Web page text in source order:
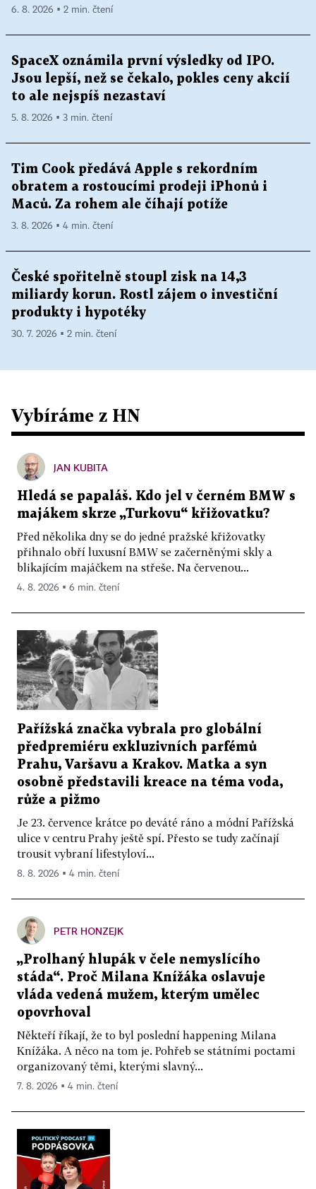
6. 8. 2026 ▪ 2 min. čtení
SpaceX oznámila první výsledky od IPO.
Jsou lepší, než se čekalo, pokles ceny akcií
to ale nejspíš nezastaví
5. 8. 2026 ▪ 3 min. čtení
Tim Cook předává Apple s rekordním
obratem a rostoucími prodeji iPhonů i
Maců. Za rohem ale číhají potíže
3. 8. 2026 ▪ 4 min. čtení
České spořitelně stoupl zisk na 14,3
miliardy korun. Rostl zájem o investiční
produkty i hypotéky
30. 7. 2026 ▪ 2 min. čtení
Vybíráme z HN
JAN KUBITA
Hledá se papaláš. Kdo jel v černém BMW s
majákem skrze „Turkovu“ křižovatku?
Před několika dny se do jedné pražské křižovatky
přihnalo obří luxusní BMW se začerněnými skly a
blikajícím majáčkem na střeše. Na červenou...
4. 8. 2026 ▪ 6 min. čtení
Pařížská značka vybrala pro globální
předpremiéru exkluzivních parfémů
Prahu, Varšavu a Krakov. Matka a syn
osobně představili kreace na téma voda,
růže a pižmo
Je 23. července krátce po deváté ráno a módní Pařížská
ulice v centru Prahy ještě spí. Přesto se tudy začínají
trousit vybraní lifestyloví...
8. 8. 2026 ▪ 4 min. čtení
PETR HONZEJK
„Prolhaný hlupák v čele nemyslícího
stáda“. Proč Milana Knížáka oslavuje
vláda vedená mužem, kterým umělec
opovrhoval
Někteří říkají, že to byl poslední happening Milana
Knížáka. A něco na tom je. Pohřeb se státními poctami
organizovaný těmi, kterými slavný...
7. 8. 2026 ▪ 4 min. čtení